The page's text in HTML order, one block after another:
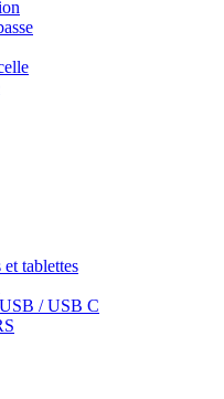
tablettes
/ USB C